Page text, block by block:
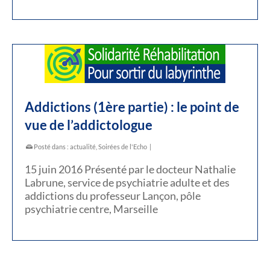
Addictions (1ère partie) : le point de
vue de l’addictologue
Posté dans : actualité Soirées de l'Echo
15 juin 2016 Présenté par le docteur Nathalie
Labrune, service de psychiatrie adulte et des
addictions du professeur Lançon, pôle
psychiatrie centre, Marseille